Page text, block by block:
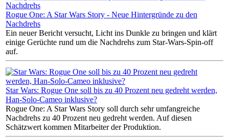
Rogue One: A Star Wars Story - Neue Hintergründe zu den
Nachdrehs
Ein neuer Bericht versucht, Licht ins Dunkle zu bringen und klärt
einige Gerüchte rund um die Nachdrehs zum Star-Wars-Spin-off
auf.
Star Wars: Rogue One soll bis zu 40 Prozent neu gedreht werden,
Han-Solo-Cameo inklusive?
Rogue One: A Star Wars Story soll durch sehr umfangreiche
Nachdrehs zu 40 Prozent neu gedreht werden. Auf diesen
Schätzwert kommen Mitarbeiter der Produktion.